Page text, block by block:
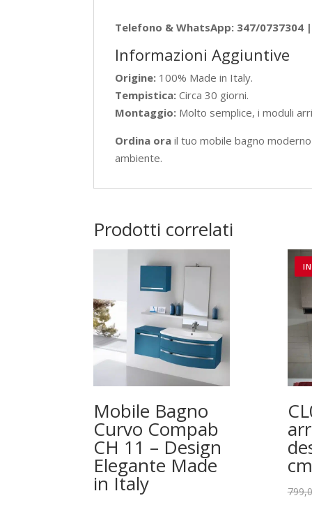
Telefono & WhatsApp: 347/0737304
Informazioni Aggiuntive
Origine: 100% Made in Italy.
Tempistica: Circa 30 giorni.
Montaggio: Molto semplice, i moduli
Ordina ora il tuo mobile bagno
ambiente.
Prodotti correlati
Mobile Bagno
Curvo Compab
CH 11 – Design
Elegante Made
in Italy